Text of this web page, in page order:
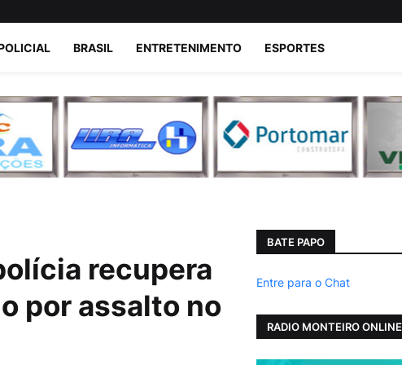
BRASIL ENTRETENIMENTO ESPORTES
recupera
por assalto no
BATE PAPO
Entre para o Chat
RADIO MONTEIRO ONLINE